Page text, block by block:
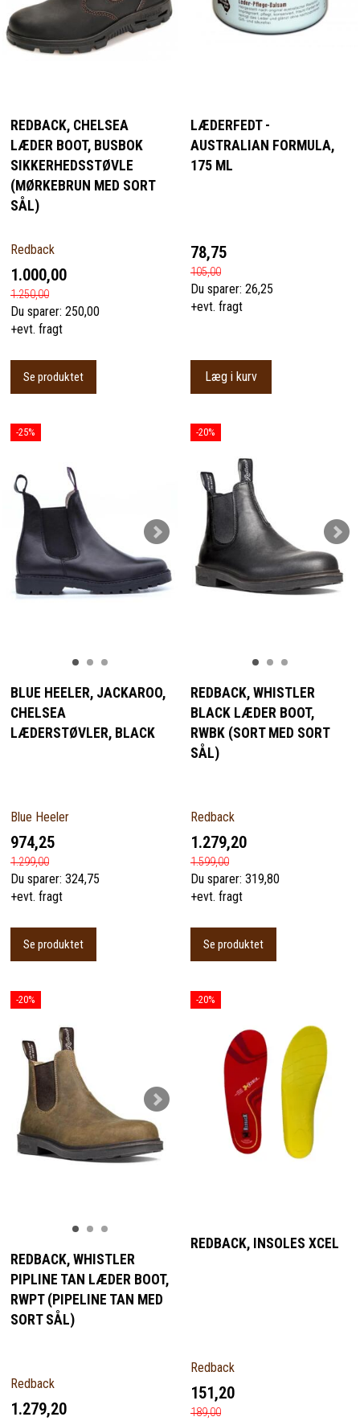
REDBACK, CHELSEA
LÆDER BOOT, BUSBOK
SIKKERHEDSSTØVLE
(MØRKEBRUN MED SORT
SÅL)
Redback
1.000,00
1.250,00
Du sparer: 250,00
+evt. fragt
Se produktet
LÆDERFEDT -
AUSTRALIAN FORMULA,
175 ML
78,75
105,00
Du sparer: 26,25
+evt. fragt
Læg i kurv
-25%
BLUE HEELER, JACKAROO,
CHELSEA
LÆDERSTØVLER, BLACK
Blue Heeler
974,25
1.299,00
Du sparer: 324,75
+evt. fragt
Se produktet
-20%
REDBACK, WHISTLER
BLACK LÆDER BOOT,
RWBK (SORT MED SORT
SÅL)
Redback
1.279,20
1.599,00
Du sparer: 319,80
+evt. fragt
Se produktet
-20%
REDBACK, WHISTLER
PIPLINE TAN LÆDER BOOT,
RWPT (PIPELINE TAN MED
SORT SÅL)
Redback
1.279,20
-20%
REDBACK, INSOLES XCEL
Redback
151,20
189,00